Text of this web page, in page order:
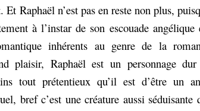
Raphaël n’est pas en reste non plus,
à l’instar de son escouade angélique
inhérents au genre de la
plaisir, Raphaël est un personnage
tout prétentieux qu’il est d’être un
bref c’est une créature aussi séduisante